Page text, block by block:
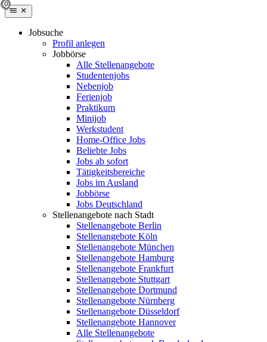
Jobsuche
Profil anlegen
Jobbörse
Alle Stellenangebote
Studentenjobs
Nebenjob
Ferienjob
Praktikum
Minijob
Werkstudent
Home-Office Jobs
Beliebte Jobs
Jobs ab sofort
Tätigkeitsbereiche
Jobs im Ausland
Jobbörse
Jobs Deutschland
Stellenangebote nach Stadt
Stellenangebote Berlin
Stellenangebote Köln
Stellenangebote München
Stellenangebote Hamburg
Stellenangebote Frankfurt
Stellenangebote Stuttgart
Stellenangebote Dortmund
Stellenangebote Nürnberg
Stellenangebote Düsseldorf
Stellenangebote Hannover
Alle Stellenangebote